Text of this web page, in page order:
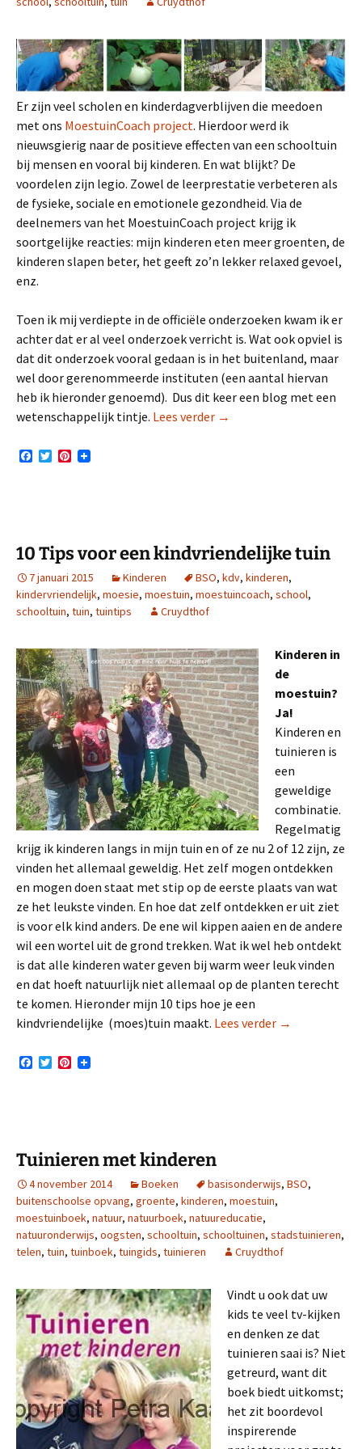
Er zijn veel scholen en kinderdagverblijven die meedoen
met ons MoestuinCoach project. Hierdoor werd ik
nieuwsgierig naar de positieve effecten van een schooltuin
bij mensen en vooral bij kinderen. En wat blijkt? De
voordelen zijn legio. Zowel de leerprestatie verbeteren als
de fysieke, sociale en emotionele gezondheid. Via de
deelnemers van het MoestuinCoach project krijg ik
soortgelijke reacties: mijn kinderen eten meer groenten, de
kinderen slapen beter, het geeft zo’n lekker relaxed gevoel,
enz.
Toen ik mij verdiepte in de officiële onderzoeken kwam ik er
achter dat er al veel onderzoek verricht is. Wat ook opviel is
dat dit onderzoek vooral gedaan is in het buitenland, maar
wel door gerenommeerde instituten (een aantal hiervan
heb ik hieronder genoemd). Dus dit keer een blog met een
wetenschappelijk tintje. Lees verder Positieve effecten van
→
k
T
P
s
t
10 Tips voor een kindvriendelijke tuin
7 januari 2015 Kinderen BSO, kdv, kinderen,
kindervriendelijk, moesie, moestuin, moestuincoach, school,
schooltuin, tuin, tuintips Cruydthof
Kinderen in
de
moestuin?
Ja!
Kinderen en
tuinieren is
een
geweldige
combinatie.
Regelmatig
krijg ik kinderen langs in mijn tuin en of ze nu 2 of 12 zijn, ze
vinden het allemaal geweldig. Het zelf mogen ontdekken
en mogen doen staat met stip op de eerste plaats van wat
ze het leukste vinden. En hoe dat zelf ontdekken er uit ziet
is voor elk kind anders. De ene wil kippen aaien en de andere
wil een wortel uit de grond trekken. Wat ik wel heb ontdekt
is dat alle kinderen water geven bij warm weer leuk vinden
en dat hoeft natuurlijk niet allemaal op de planten terecht
te komen. Hieronder mijn 10 tips hoe je een
kindvriendelijke (moes)tuin maakt. Lees verder 10 Tips voor
→
k
T
P
s
t
Tuinieren met kinderen
4 november 2014 Boeken basisonderwijs, BSO,
buitenschoolse opvang, groente, kinderen, moestuin,
moestuinboek, natuur, natuurboek, natuureducatie,
natuuronderwijs, oogsten, schooltuin, schooltuinen, stadstuinieren,
telen, tuin, tuinboek, tuingids, tuinieren Cruydthof
Vindt u ook dat uw
kids te veel tv-kijken
en denken ze dat
tuinieren saai is? Niet
getreurd, want dit
boek biedt uitkomst;
het zit boordevol
inspirerende